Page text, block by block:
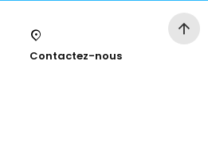
Contactez-nous